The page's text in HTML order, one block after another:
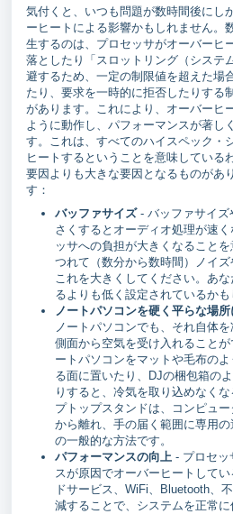
気付くと、いつも問題が数時間後にし
ーヒートによる影響かもしれません。
生するのは、プロセッサがオーバーヒ
落としたり「スロットリング（システ
避するため、一定の制限値を超えた場
たり、要求を一時的に拒否したりする
があります。これにより、オーバーヒ
ように動作し、パフォーマンスが著し
す。これは、すべてのハイスペック・
ヒートするということを意味している
要因よりも大きな要因となるものがあ
す：
バッファサイズ - バッファサイ
さくするとオーディオ処理が速
ッサへの負担が大きくなること
つれて（数分から数時間）ノイズ
これを大きくしてください。あ
るよりも低く設定されているかも
ノートパソコンを硬く平らな場所
ノートパソコンでも、それ自体
側面から空気を受け入れること
ートパソコンをマットや毛布の
る面に置いたり、DJの梱包箱の
りすると、冷気を取り込めなく
プトップスタンドは、コンピュ
から離れ、手の届く範囲に専用
の一般的な方法です。
パフォーマンスの向上 - プロセッ
スが原因でオーバーヒートして
ドサービス、WiFi、Bluetooth、
減することで、システムを正常に